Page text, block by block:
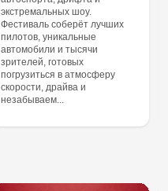
экстремальных шоу.
Фестиваль соберёт лучших
пилотов, уникальные
автомобили и тысячи
зрителей, готовых
погрузиться в атмосферу
скорости, драйва и
незабываем...